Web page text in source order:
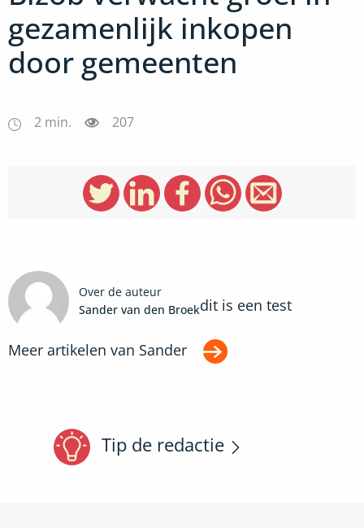
gezamenlijk inkopen
door gemeenten
2 min. 207
Over de auteur
Sander van den Broekdit is een test
Meer artikelen van Sander
Tip de redactie